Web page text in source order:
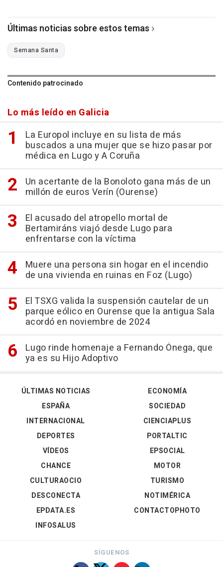
Últimas noticias sobre estos temas
Semana Santa
Contenido patrocinado
Lo más leído en Galicia
La Europol incluye en su lista de más
buscados a una mujer que se hizo pasar por
médica en Lugo y A Coruña
Un acertante de la Bonoloto gana más de un
millón de euros Verín (Ourense)
El acusado del atropello mortal de
Bertamiráns viajó desde Lugo para
enfrentarse con la víctima
Muere una persona sin hogar en el incendio
de una vivienda en ruinas en Foz (Lugo)
El TSXG valida la suspensión cautelar de un
parque eólico en Ourense que la antigua Sala
acordó en noviembre de 2024
Lugo rinde homenaje a Fernando Ónega, que
ya es su Hijo Adoptivo
ÚLTIMAS NOTICIAS
ESPAÑA
INTERNACIONAL
DEPORTES
VÍDEOS
ECONOMÍA
SOCIEDAD
CIENCIAPLUS
PORTALTIC
EPSOCIAL
CHANCE
CULTURAOCIO
DESCONECTA
EPDATA.ES
INFOSALUS
MOTOR
TURISMO
NOTIMÉRICA
CONTACTOPHOTO
SÍGUENOS